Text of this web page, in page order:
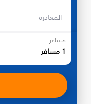
المغادرة
مسافر
1 مسافر